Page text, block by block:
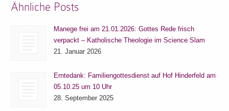
Ähnliche Posts
Manege frei am 21.01.2026: Gottes Rede frisch
verpackt – Katholische Theologie im Science Slam
21. Januar 2026
Erntedank: Familiengottesdienst auf Hof Hinderfeld am
05.10.25 um 10 Uhr
28. September 2025